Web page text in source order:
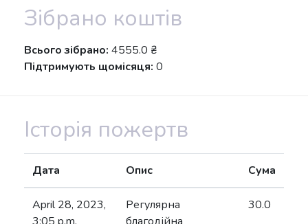
Зібрано коштів
Всього зібрано: 4555.0 ₴
Підтримують щомісяця: 0
Історія пожертв
Дата Опис Сума
April 28, 2023,
Регулярна
30.0